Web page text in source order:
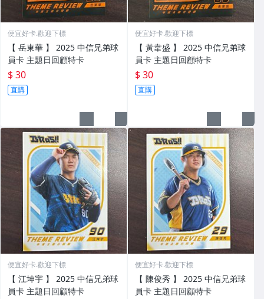
便宜好卡.歡迎下標
【 岳東華 】 2025 中信兄弟球
員卡 主題日回顧特卡
$ 30
直購
便宜好卡.歡迎下標
【 黃韋盛 】 2025 中信兄弟球
員卡 主題日回顧特卡
$ 30
直購
便宜好卡.歡迎下標
【 江坤宇 】 2025 中信兄弟球
員卡 主題日回顧特卡
便宜好卡.歡迎下標
【 陳俊秀 】 2025 中信兄弟球
員卡 主題日回顧特卡